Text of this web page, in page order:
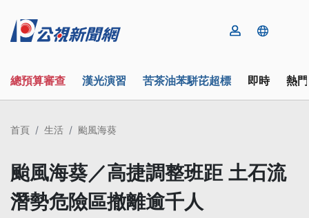
總預算審查 漢光演習 苦茶油苯駢芘超標 即時 熱
首頁 生活 颱風海葵
颱風海葵／高捷調整班距 土石流
潛勢危險區撤離逾千人